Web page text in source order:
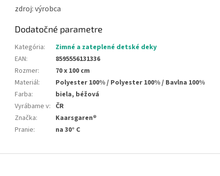
zdroj: výrobca
Dodatočné parametre
Kategória:
Zimné a zateplené detské deky
EAN:
8595556131336
Rozmer:
70 x 100 cm
Materiál:
Polyester 100% / Polyester 100% / Bavlna 100%
Farba:
biela, béžová
Vyrábame v: ČR
Značka:
Kaarsgaren®
Pranie: na 30° C